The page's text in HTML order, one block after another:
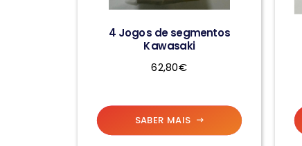
4 Jogos de segmentos
Kawasaki
62,80€
SABER MAIS